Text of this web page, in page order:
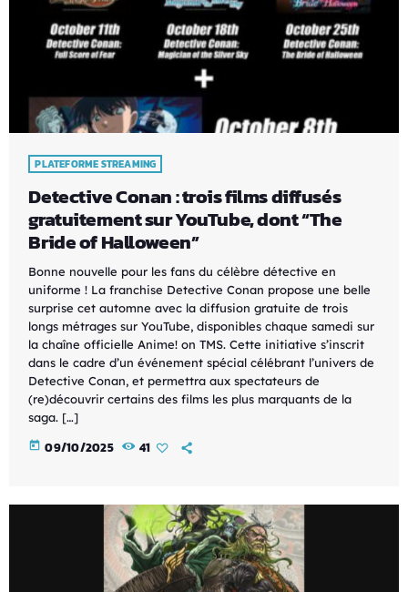
PLATEFORME STREAMING
Detective Conan : trois films diffusés
gratuitement sur YouTube, dont “The
Bride of Halloween”
Bonne nouvelle pour les fans du célèbre détective en
uniforme ! La franchise Detective Conan propose une belle
surprise cet automne avec la diffusion gratuite de trois
longs métrages sur YouTube, disponibles chaque samedi sur
la chaîne officielle Anime! on TMS. Cette initiative s’inscrit
dans le cadre d’un événement spécial célébrant l’univers de
Detective Conan, et permettra aux spectateurs de
(re)découvrir certains des films les plus marquants de la
saga. […]
today 09/10/2025 41